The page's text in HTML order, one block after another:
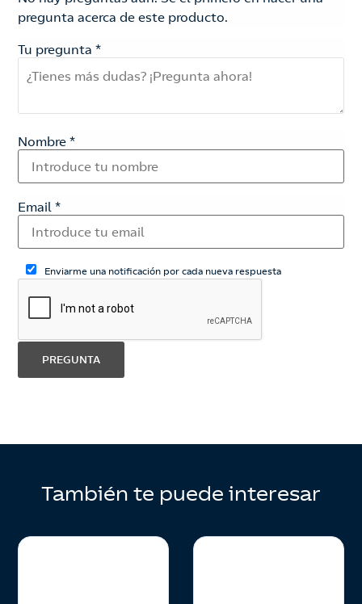
pregunta acerca de este producto.
Tu pregunta*
Nombre*
Email*
Enviarme una notificación por cada nueva respuesta
También te puede interesar